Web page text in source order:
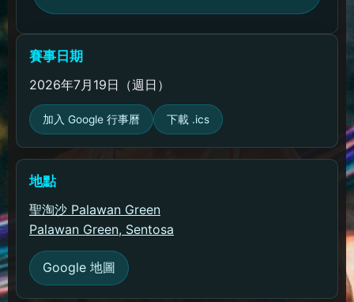
賽事日期
2026年7月19日（週日）
加入 Google 行事曆 下載 .ics
地點
聖淘沙 Palawan Green
Palawan Green, Sentosa
Google 地圖